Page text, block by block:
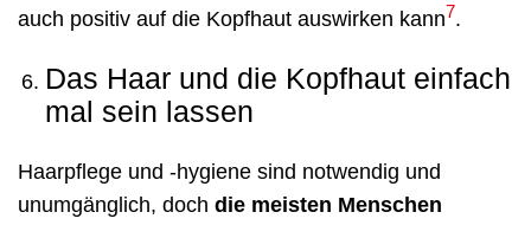
auch positiv auf die Kopfhaut auswirken kann7.
Das Haar und die Kopfhaut einfach
mal sein lassen
Haarpflege und -hygiene sind notwendig und
unumgänglich, doch die meisten Menschen